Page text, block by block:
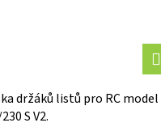
držáků listů pro RC
S V2.